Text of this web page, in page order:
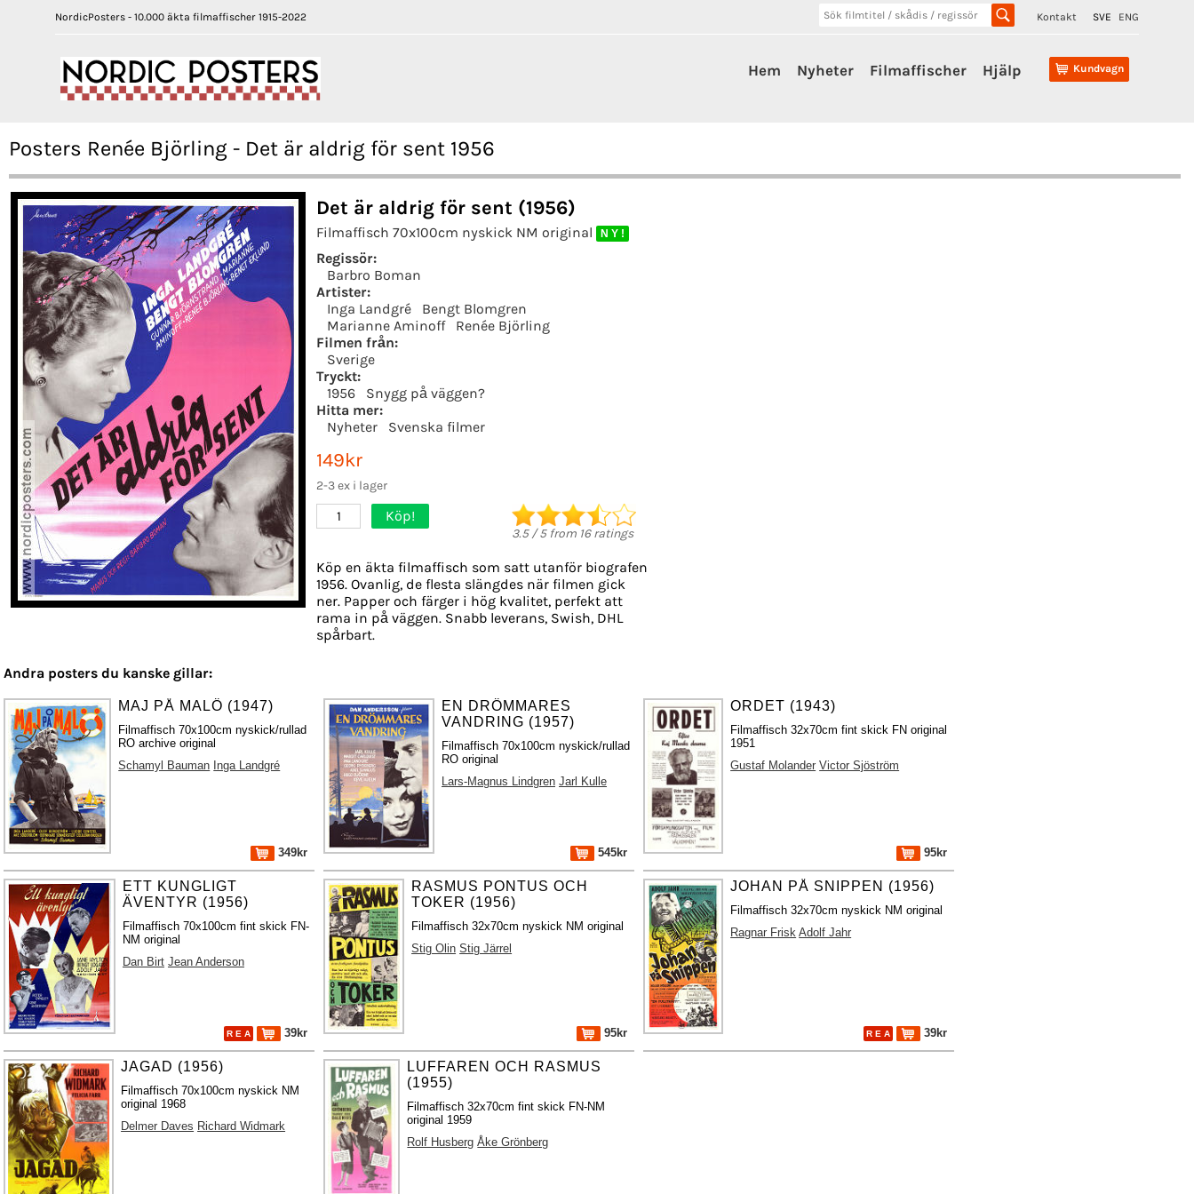
NordicPosters - 10.000 äkta filmaffischer 1915-2022 Kontakt SVE ENG
Kundvagn
Hem Nyheter Filmaffischer Hjälp
Posters Renée Björling - Det är aldrig för sent 1956
Det är aldrig för sent (1956)
Filmaffisch 70x100cm nyskick NM original N Y !
Regissör:
Barbro Boman
Artister:
Inga Landgré
Bengt Blomgren
Marianne Aminoff
Renée Björling
Filmen från:
Sverige
Tryckt:
1956
Snygg på väggen?
Hitta mer:
Nyheter
Svenska filmer
149kr
2-3 ex i lager
1 Köp!
3.5/5from 16ratings
Köp en äkta filmaffisch som satt utanför biografen
1956. Ovanlig, de flesta slängdes när filmen gick
ner. Papper och färger i hög kvalitet, perfekt att
rama in på väggen. Snabb leverans, Swish, DHL
spårbart.
Andra posters du kanske gillar:
MAJ PÅ MALÖ (1947)
Filmaffisch 70x100cm nyskick/rullad
RO archive original
Schamyl Bauman Inga Landgré
349kr
EN DRÖMMARES
VANDRING (1957)
Filmaffisch 70x100cm nyskick/rullad
RO original
Lars-Magnus Lindgren Jarl Kulle
545kr
ORDET (1943)
Filmaffisch 32x70cm fint skick FN original
1951
Gustaf Molander Victor Sjöström
95kr
ETT KUNGLIGT
ÄVENTYR (1956)
Filmaffisch 70x100cm fint skick FN-
NM original
Dan Birt Jean Anderson
R E A 39kr
RASMUS PONTUS OCH
TOKER (1956)
Filmaffisch 32x70cm nyskick NM original
Stig Olin Stig Järrel
95kr
JOHAN PÅ SNIPPEN (1956)
Filmaffisch 32x70cm nyskick NM original
Ragnar Frisk Adolf Jahr
R E A 39kr
JAGAD (1956)
Filmaffisch 70x100cm nyskick NM
original 1968
Delmer Daves Richard Widmark
LUFFAREN OCH RASMUS
(1955)
Filmaffisch 32x70cm fint skick FN-NM
original 1959
Rolf Husberg Åke Grönberg